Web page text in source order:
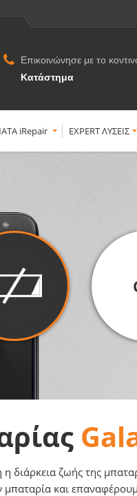
Επικοινώνησε με το
Κατάστημα
iRepair EXPERT ΛΥΣΕΙΣ
η διάρκεια ζωής της
μπαταρία και